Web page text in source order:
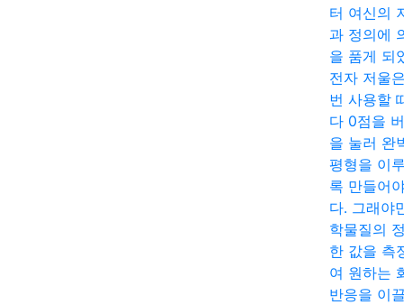
터 여신의
과 정의에
을 품게 되
전자 저울
번 사용할
다 0점을
을 눌러 완
평형을 이
록 만들어
다. 그래야
학물질의
한 값을 측
여 원하는
반응을 이